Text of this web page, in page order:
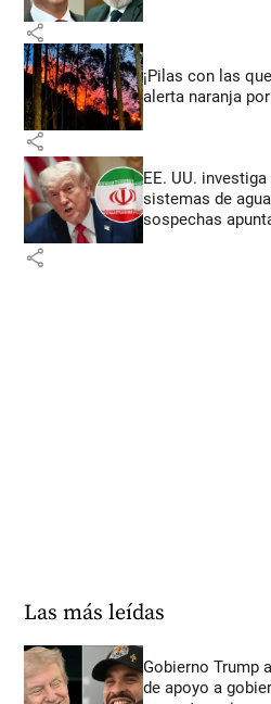
share
¡Pilas con las
alerta naranja
share
EE. UU.
sistemas de
sospechas
share
Las más leídas
Gobierno Trump
de apoyo a